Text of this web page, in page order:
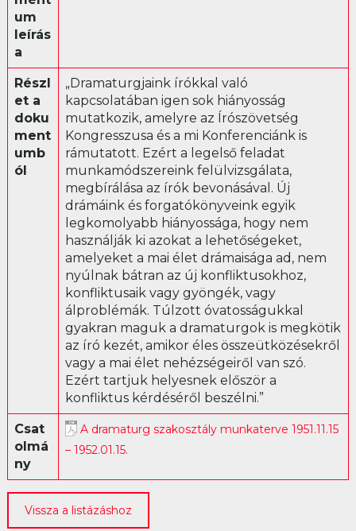
Ankét
Levél
Műsor
Librettó
um
leírás
a
Részl
et a
doku
ment
umb
ól
„Dramaturgjaink írókkal való
kapcsolatában igen sok hiányosság
mutatkozik, amelyre az Írószövetség
Kongresszusa és a mi Konferenciánk is
rámutatott. Ezért a legelső feladat
munkamódszereink felülvizsgálata,
megbírálása az írók bevonásával. Új
drámáink és forgatókönyveink egyik
legkomolyabb hiányossága, hogy nem
használják ki azokat a lehetőségeket,
amelyeket a mai élet drámaisága ad, nem
nyúlnak bátran az új konfliktusokhoz,
konfliktusaik vagy gyöngék, vagy
álproblémák. Túlzott óvatosságukkal
gyakran maguk a dramaturgok is megkötik
az író kezét, amikor éles összeütközésekről
vagy a mai élet nehézségeiről van szó.
Ezért tartjuk helyesnek először a
konfliktus kérdéséről beszélni.”
Csat
olmá
ny
A dramaturg szakosztály munkaterve 1951.11.15
– 1952.01.15.
Vissza a listázáshoz